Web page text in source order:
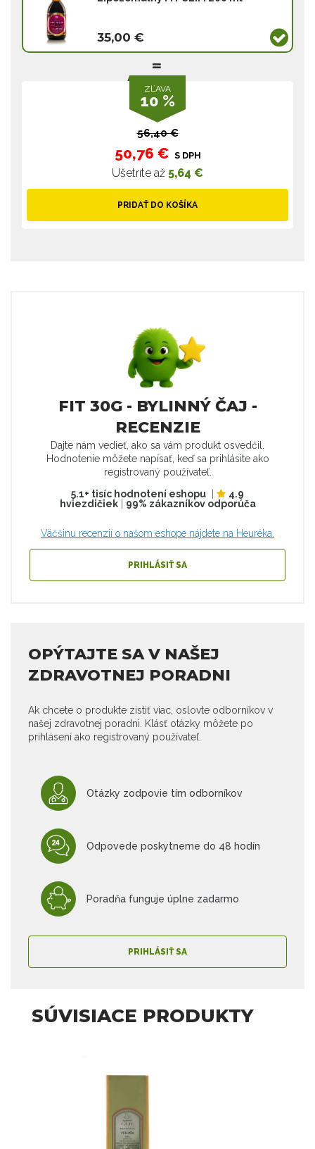
35,00 €
ZĽAVA
10 %
56,40 €
50,76 € S DPH
Ušetríte až 5,64 €
PRIDAŤ DO KOŠÍKA
FIT 30G - BYLINNÝ ČAJ -
RECENZIE
Dajte nám vedieť, ako sa vám produkt osvedčil.
Hodnotenie môžete napísať, keď sa prihlásite ako
registrovaný používateľ.
5.1+ tisíc hodnotení eshopu
4.9
hviezdičiek| 99% zákazníkov odporúča
Väčšinu recenzií o našom eshope nájdete na Heuréka.
PRIHLÁSIŤ SA
OPÝTAJTE SA V NAŠEJ
ZDRAVOTNEJ PORADNI
Ak chcete o produkte zistiť viac, oslovte odborníkov v
našej zdravotnej poradni. Klásť otázky môžete po
prihlásení ako registrovaný používateľ.
Otázky zodpovie tím odborníkov
Odpovede poskytneme do 48 hodín
Poradňa funguje úplne zadarmo
PRIHLÁSIŤ SA
SÚVISIACE PRODUKTY